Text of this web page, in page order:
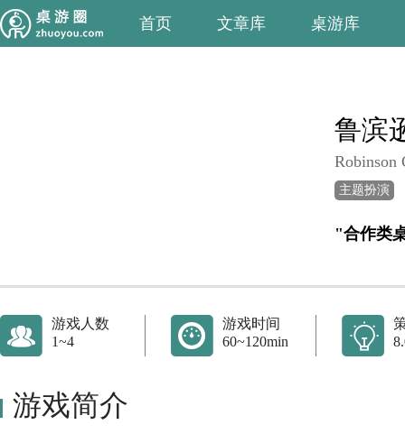
首页 文章库 桌游库
鲁滨
Robinson
主题扮演
"合作类
游戏人数
1~4
游戏时间
60~120min
游戏简介